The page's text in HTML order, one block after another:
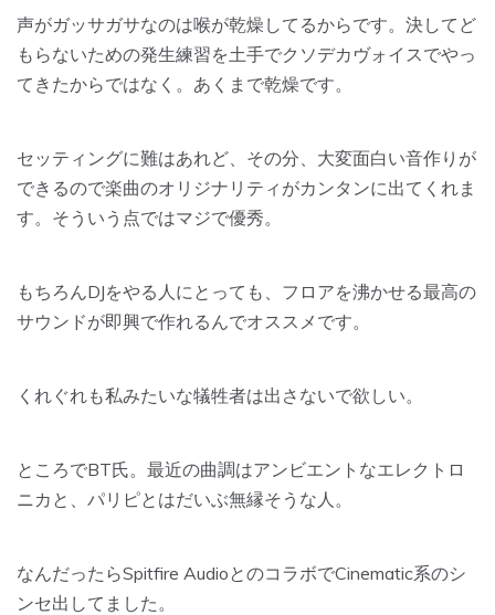
声がガッサガサなのは喉が乾燥してるからです。 決してど
もらないための発生練習を土手でクソデカヴォイスでやっ
てきたからではなく。 あくまで乾燥です。
セッティングに難はあれど、その分、大変面白い音作りが
できるので楽曲のオリジナリティがカンタンに出てくれま
す。そういう点ではマジで優秀。
もちろんDJをやる人にとっても、フロアを沸かせる最高の
サウンドが即興で作れるんでオススメです。
くれぐれも私みたいな犠牲者は出さないで欲しい。
ところでBT氏。最近の曲調はアンビエントなエレクトロ
ニカと、パリピとはだいぶ無縁そうな人。
なんだったらSpitfire AudioとのコラボでCinematic系のシ
ンセ出してました。